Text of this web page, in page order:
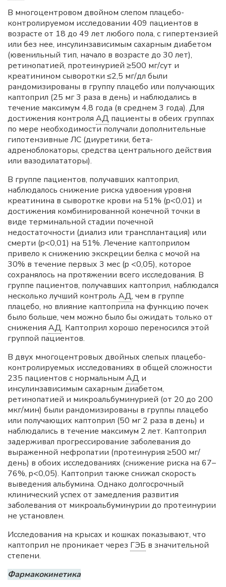
В многоцентровом двойном слепом плацебо-
контролируемом исследовании 409 пациентов в
возрасте от 18 до 49 лет любого пола, с гипертензией
или без нее, инсулинзависимым сахарным диабетом
(ювенильный тип, начало в возрасте до 30 лет),
ретинопатией, протеинурией ≥500 мг/сут и
креатинином сыворотки ≤2,5 мг/дл были
рандомизированы в группу плацебо или получающих
каптоприл (25 мг 3 раза в день) и наблюдались в
течение максимум 4,8 года (в среднем 3 года). Для
достижения контроля АД пациенты в обеих группах
по мере необходимости получали дополнительные
гипотензивные ЛС (диуретики, бета-
адреноблокаторы, средства центрального действия
или вазодилататоры).
В группе пациентов, получавших каптоприл,
наблюдалось снижение риска удвоения уровня
креатинина в сыворотке крови на 51% (p<0,01) и
достижения комбинированной конечной точки в
виде терминальной стадии почечной
недостаточности (диализ или трансплантация) или
смерти (p<0,01) на 51%. Лечение каптоприлом
привело к снижению экскреции белка с мочой на
30% в течение первых 3 мес (p <0,05), которое
сохранялось на протяжении всего исследования. В
группе пациентов, получавших каптоприл, наблюдался
несколько лучший контроль АД, чем в группе
плацебо, но влияние каптоприла на функцию почек
было больше, чем можно было бы ожидать только от
снижения АД. Каптоприл хорошо переносился этой
группой пациентов.
В двух многоцентровых двойных слепых плацебо-
контролируемых исследованиях в общей сложности
235 пациентов с нормальным АД и
инсулинзависимым сахарным диабетом,
ретинопатией и микроальбуминурией (от 20 до 200
мкг/мин) были рандомизированы в группы плацебо
или получающих каптоприл (50 мг 2 раза в день) и
наблюдались в течение максимум 2 лет. Каптоприл
задерживал прогрессирование заболевания до
выраженной нефропатии (протеинурия ≥500 мг/
день) в обоих исследованиях (снижение риска на 67–
76%, p<0,05). Каптоприл также снижал скорость
выведения альбумина. Однако долгосрочный
клинический успех от замедления развития
заболевания от микроальбуминурии до протеинурии
не установлен.
Исследования на крысах и кошках показывают, что
каптоприл не проникает через ГЭБ в значительной
степени.
Фармакокинетика